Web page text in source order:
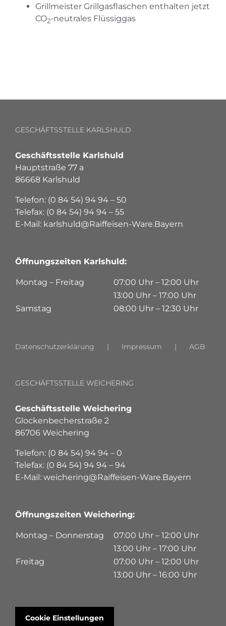
Grillmeister Grillgasflaschen enthalten jetzt
CO2-neutrales Flüssiggas
GESCHÄFTSSTELLE KARLSHULD
Geschäftsstelle Karlshuld
Hauptstraße 77 a
86668 Karlshuld
Telefon: (0 84 54) 94 94 – 50
Telefax: (0 84 54) 94 94 – 55
E-Mail: karlshuld@Raiffeisen-Ware.Bayern
Öffnungszeiten Karlshuld:
Montag – Freitag
07:00 Uhr – 12:00 Uhr
13:00 Uhr – 17:00 Uhr
Samstag
08:00 Uhr – 12:30 Uhr
Datenschutzerklärung Impressum AGB
GESCHÄFTSSTELLE WEICHERING
Geschäftsstelle Weichering
Glockenbecherstraße 2
86706 Weichering
Telefon: (0 84 54) 94 94 – 0
Telefax: (0 84 54) 94 94 – 94
E-Mail: weichering@Raiffeisen-Ware.Bayern
Öffnungszeiten Weichering:
Montag – Donnerstag
07:00 Uhr – 12:00 Uhr
13:00 Uhr – 17:00 Uhr
Freitag
07:00 Uhr – 12:00 Uhr
13:00 Uhr – 16:00 Uhr
Cookie Einstellungen